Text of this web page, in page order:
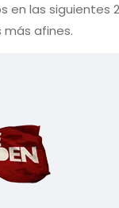
en las
afines.